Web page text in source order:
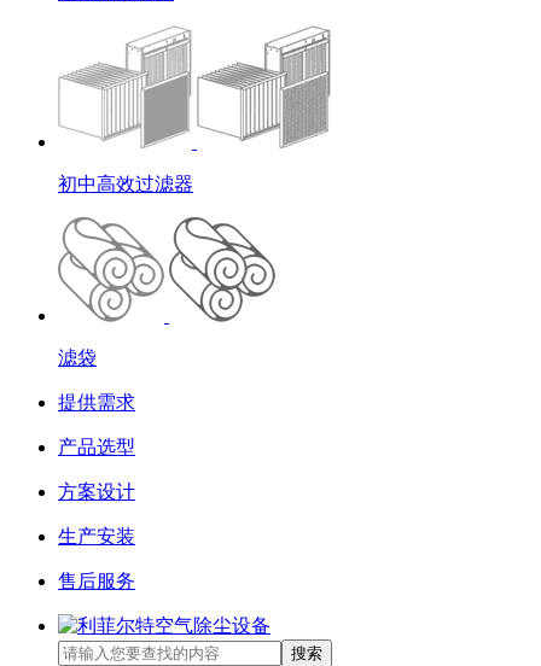
初中高效过滤器
滤袋
提供需求
产品选型
方案设计
生产安装
售后服务
搜索